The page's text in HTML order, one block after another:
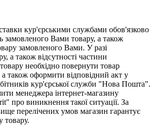
кур'єрськими службами обов'язково
замовленого Вами товару, а також
замовленого Вами. У разі
а також відсутності частини
необхідно повернути товар
а також оформити відповідний акт у
кур'єрської служби "Нова Пошта".
менеджера інтернет-магазину
про виникнення такої ситуації. За
перелічених умов магазин гарантує
товару.